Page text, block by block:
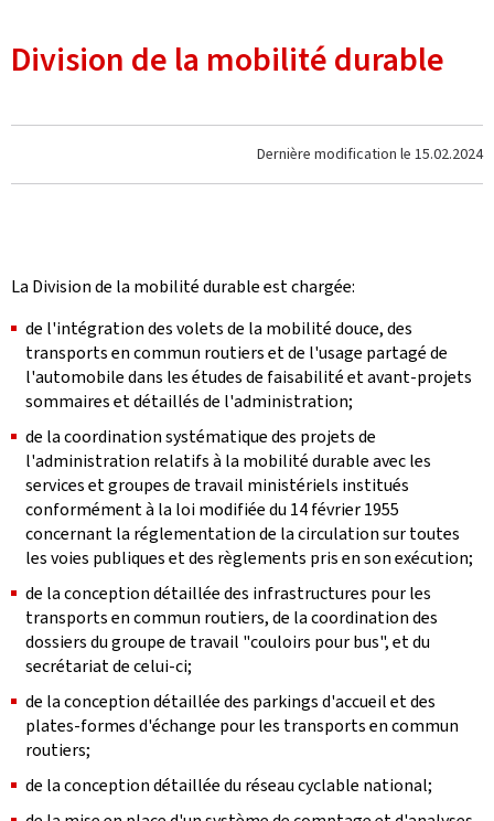
Division de la mobilité durable
Dernière modification le 15.02.2024
La Division de la mobilité durable est chargée:
de l'intégration des volets de la mobilité douce, des
transports en commun routiers et de l'usage partagé de
l'automobile dans les études de faisabilité et avant-projets
sommaires et détaillés de l'administration;
de la coordination systématique des projets de
l'administration relatifs à la mobilité durable avec les
services et groupes de travail ministériels institués
conformément à la loi modifiée du 14 février 1955
concernant la réglementation de la circulation sur toutes
les voies publiques et des règlements pris en son exécution;
de la conception détaillée des infrastructures pour les
transports en commun routiers, de la coordination des
dossiers du groupe de travail "couloirs pour bus", et du
secrétariat de celui-ci;
de la conception détaillée des parkings d'accueil et des
plates-formes d'échange pour les transports en commun
routiers;
de la conception détaillée du réseau cyclable national;